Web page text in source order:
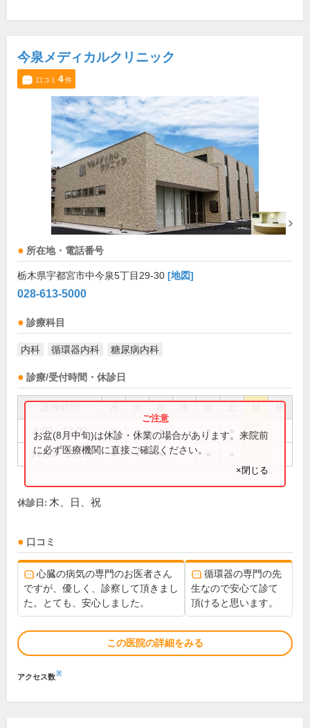
今泉メディカルクリニック
口コミ 4件
所在地・電話番号
栃木県宇都宮市中今泉5丁目29-30 [地図]
028-613-5000
診療科目
内科 循環器内科 糖尿病内科
診療/受付時間・休診日
祝
9:00～12:00 ● ● ● ●
14:30～18:00 ● ● ●
お盆(8月中旬)は休診・休業の場合があります。来院前
に必ず医療機関に直接ご確認ください。
×閉じる
休診日: 木、日、祝
口コミ
心臓の病気の専門のお医者さん
ですが、優しく、診察して頂きまし
た。とても、安心しました。
循環器の専門の先
生なので安心て診て
頂けると思います。
この医院の詳細をみる
アクセス数※